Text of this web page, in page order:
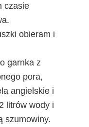
czasie
obieram i
garnka z
pora,
angielskie i
litrów wody i
szumowiny.